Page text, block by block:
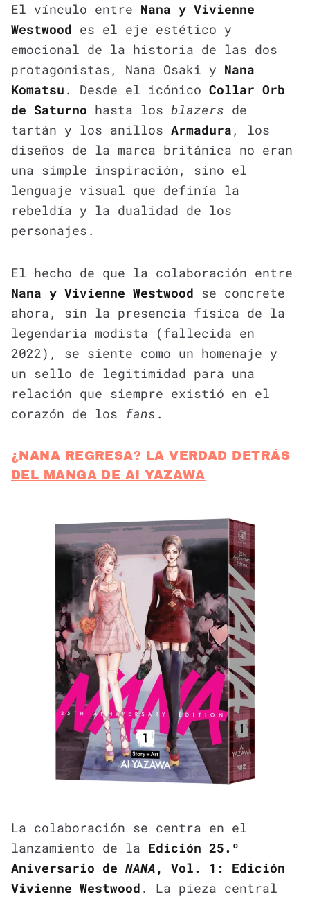
El vínculo entre Nana y Vivienne
Westwood es el eje estético y
emocional de la historia de las dos
protagonistas, Nana Osaki y Nana
Komatsu . Desde el icónico Collar Orb
de Saturno hasta los blazers de
tartán y los anillos Armadura , los
diseños de la marca británica no eran
una simple inspiración, sino el
lenguaje visual que definía la
rebeldía y la dualidad de los
personajes.
El hecho de que la colaboración entre
Nana y Vivienne Westwood se concrete
ahora, sin la presencia física de la
legendaria modista (fallecida en
2022), se siente como un homenaje y
un sello de legitimidad para una
relación que siempre existió en el
corazón de los fans .
¿NANA REGRESA? LA VERDAD DETRÁS
DEL MANGA DE AI YAZAWA
La colaboración se centra en el
lanzamiento de la Edición 25.º
Aniversario de NANA , Vol. 1: Edición
Vivienne Westwood . La pieza central